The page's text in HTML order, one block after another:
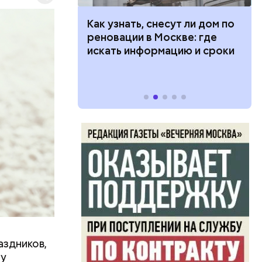
Как узнать, снесут ли дом по
реновации в Москве: где
искать информацию и сроки